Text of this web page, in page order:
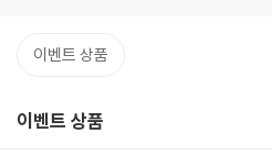
이벤트 상품
이벤트 상품